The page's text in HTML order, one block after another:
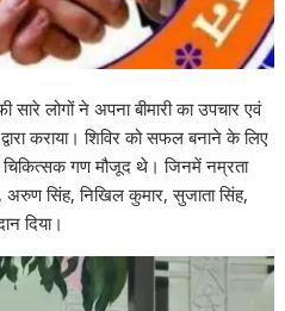
सारे लोगों ने अपना बीमारी का उपचार एवं
कराया। शिविर को सफल बनाने के लिए
गण मौजूद थे। जिनमें नम्रता
अरुण सिंह, निखिल कुमार, सुजाता सिंह,
दिया।